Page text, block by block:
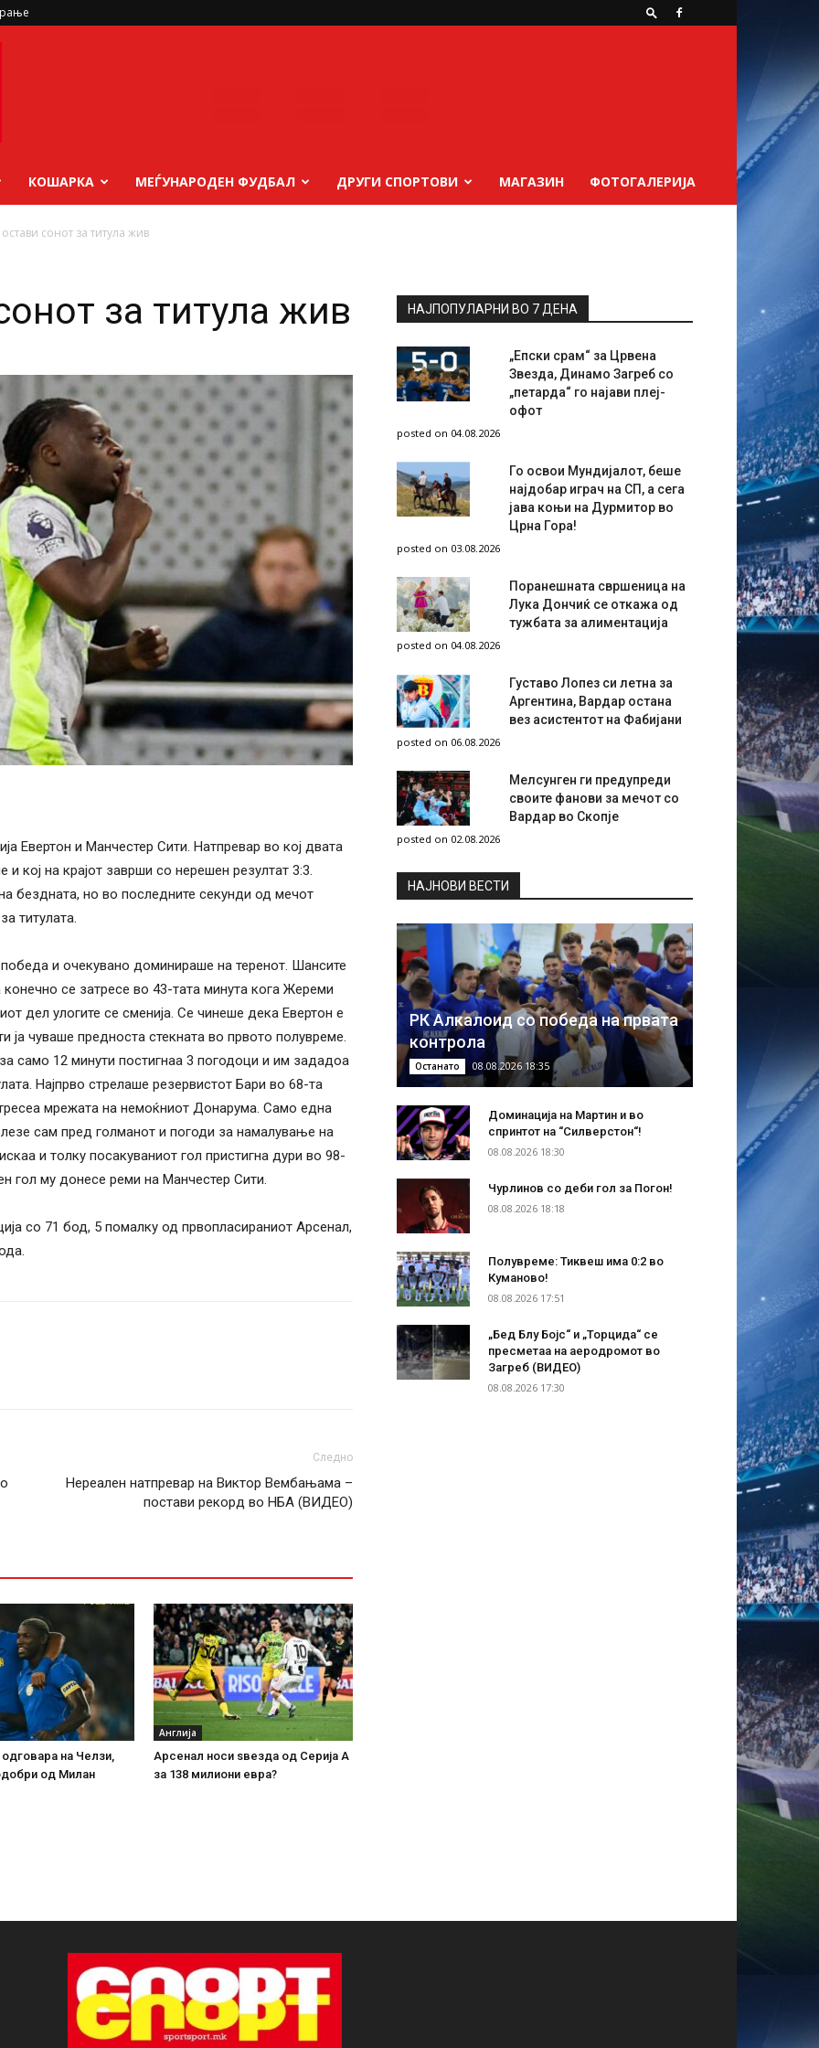
КОШАРКА МЕЃУНАРОДЕН ФУДБАЛ ДРУГИ СПОРТОВИ МАГАЗИН ФОТОГАЛЕРИЈА
сонот за титула жив
за титула жив
Евертон и Манчестер Сити. Натпревар во кој двата
кој на крајот заврши со нерешен резултат 3:3.
бездната, но во последните секунди од мечот
титулата.
и очекувано доминираше на теренот. Шансите
се затресе во 43-тата минута кога Жереми
дел улогите се сменија. Се чинеше дека Евертон е
ја чуваше предноста стекната во првото полувреме.
само 12 минути постигнаа 3 погодоци и им зададоа
Најпрво стрелаше резервистот Бари во 68-та
мрежата на немоќниот Донарума. Само една
сам пред голманот и погоди за намалување на
и толку посакуваниот гол пристигна дури во 98-
гол му донесе реми на Манчестер Сити.
со 71 бод, 5 помалку од првопласираниот Арсенал,
Следно
Нереален натпревар на Виктор Вембањама –
постави рекорд во НБА (ВИДЕО)
на Челзи,
од Милан
Англија
Арсенал носи ѕвезда од Серија А
за 138 милиони евра?
НАЈПОПУЛАРНИ ВО 7 ДЕНА
„Епски срам“ за Црвена
Звезда, Динамо Загреб со
„петарда“ го најави плеј-
офот
posted on 04.08.2026
Го освои Мундијалот, беше
најдобар играч на СП, а сега
јава коњи на Дурмитор во
Црна Гора!
posted on 03.08.2026
Поранешната свршеница на
Лука Дончиќ се откажа од
тужбата за алиментација
posted on 04.08.2026
Густаво Лопез си летна за
Аргентина, Вардар остана
вез асистентот на Фабијани
posted on 06.08.2026
Мелсунген ги предупреди
своите фанови за мечот со
Вардар во Скопје
posted on 02.08.2026
НAЈНОВИ ВЕСТИ
РК Алкалоид со победа на првата
контрола
Останато 08.08.2026 18:35
Доминација на Мартин и во
спринтот на “Силверстон“!
08.08.2026 18:30
Чурлинов со деби гол за Погон!
08.08.2026 18:18
Полувреме: Тиквеш има 0:2 во
Куманово!
08.08.2026 17:51
„Бед Блу Бојс“ и „Торцида“ се
пресметаа на аеродромот во
Загреб (ВИДЕО)
08.08.2026 17:30